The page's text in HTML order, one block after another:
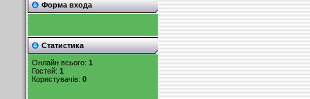
Форма входа
Статистика
Онлайн всього: 1
Гостей: 1
Користувачів: 0